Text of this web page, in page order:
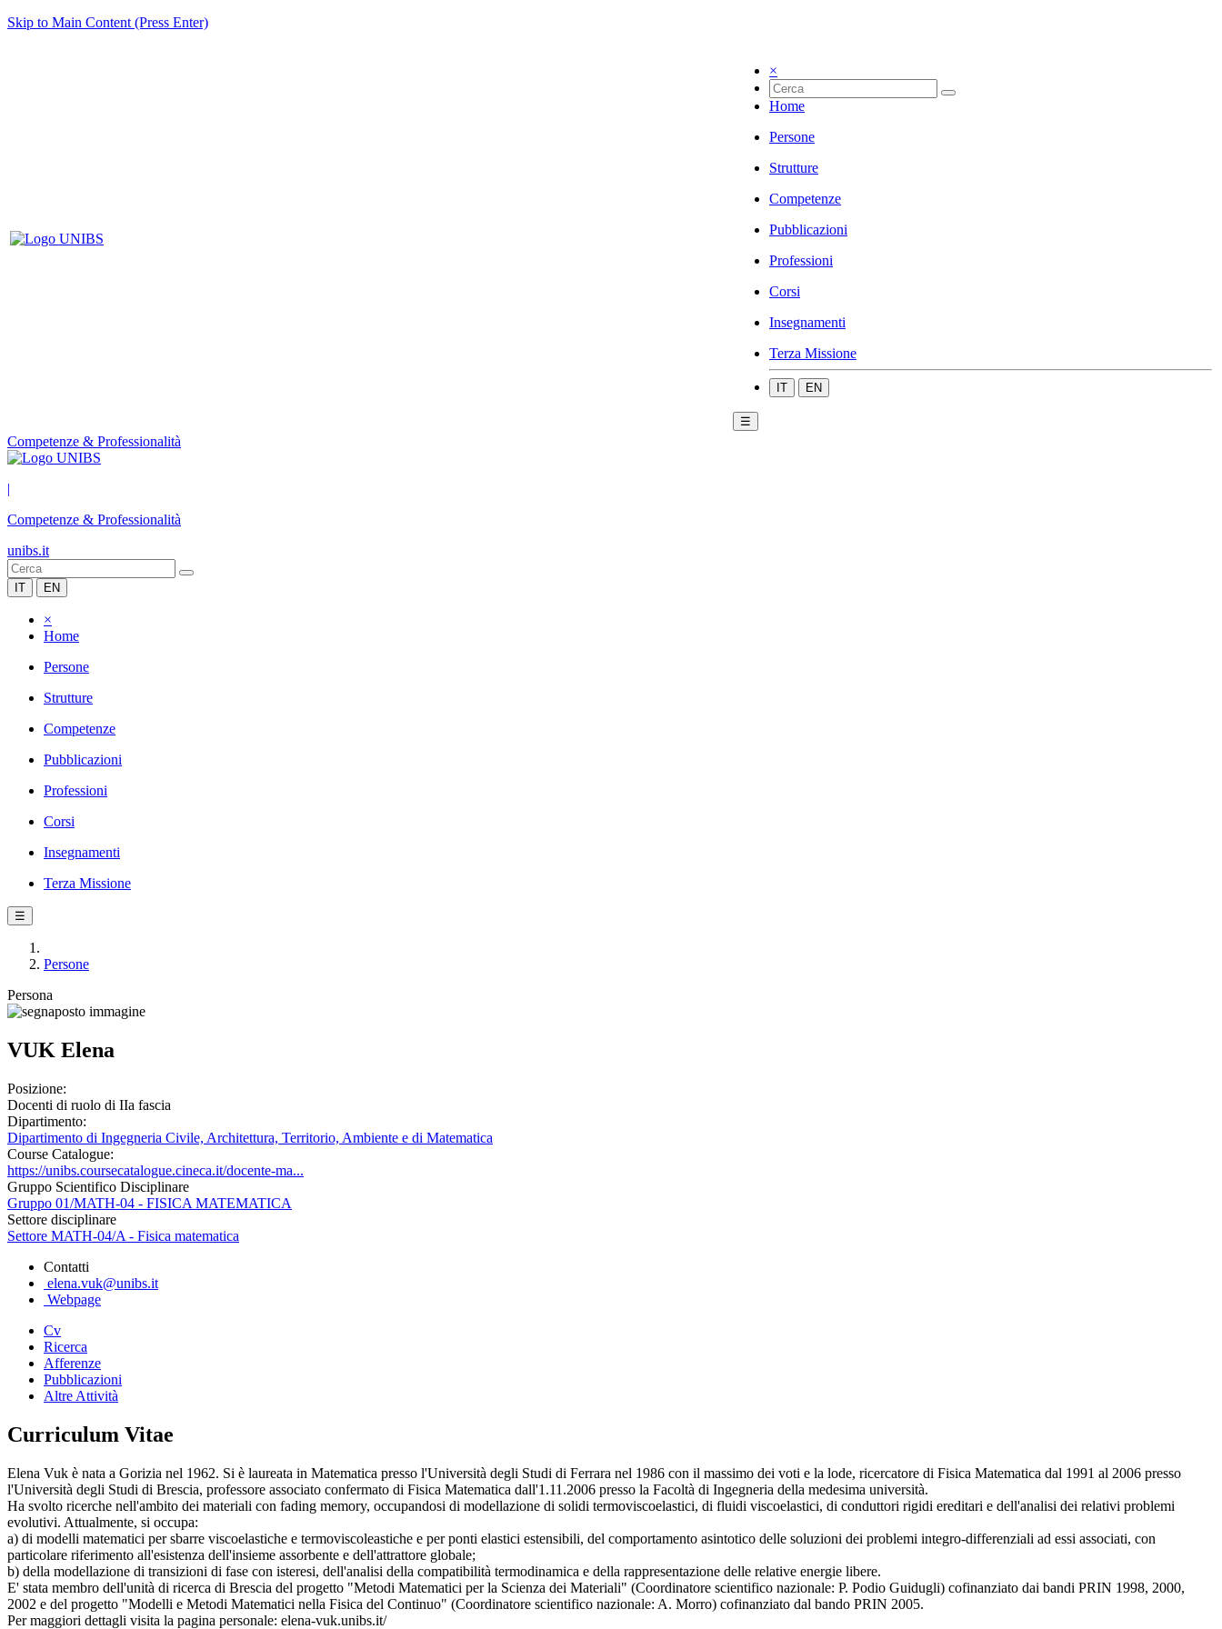
Skip to Main Content (Press Enter)
×
Home
Persone
Strutture
Competenze
Pubblicazioni
Professioni
Corsi
Insegnamenti
Terza Missione
IT EN
☰
Competenze & Professionalità
|
Competenze & Professionalità
unibs.it
IT EN
×
Home
Persone
Strutture
Competenze
Pubblicazioni
Professioni
Corsi
Insegnamenti
Terza Missione
☰
Persone
Persona
VUK Elena
Posizione:
Docenti di ruolo di IIa fascia
Dipartimento:
Dipartimento di Ingegneria Civile, Architettura, Territorio, Ambiente e di Matematica
Course Catalogue:
https://unibs.coursecatalogue.cineca.it/docente-ma...
Gruppo Scientifico Disciplinare
Gruppo 01/MATH-04 - FISICA MATEMATICA
Settore disciplinare
Settore MATH-04/A - Fisica matematica
Contatti
elena.vuk@unibs.it
Webpage
Cv
Ricerca
Afferenze
Pubblicazioni
Altre Attività
Curriculum Vitae
Elena Vuk è nata a Gorizia nel 1962. Si è laureata in Matematica presso l'Università degli Studi di Ferrara nel 1986 con il massimo dei voti e la lode, ricercatore di Fisica Matematica dal 1991 al 2006 presso
l'Università degli Studi di Brescia, professore associato confermato di Fisica Matematica dall'1.11.2006 presso la Facoltà di Ingegneria della medesima università.
Ha svolto ricerche nell'ambito dei materiali con fading memory, occupandosi di modellazione di solidi termoviscoelastici, di fluidi viscoelastici, di conduttori rigidi ereditari e dell'analisi dei relativi problemi
evolutivi. Attualmente, si occupa:
a) di modelli matematici per sbarre viscoelastiche e termoviscoleastiche e per ponti elastici estensibili, del comportamento asintotico delle soluzioni dei problemi integro-differenziali ad essi associati, con
particolare riferimento all'esistenza dell'insieme assorbente e dell'attrattore globale;
b) della modellazione di transizioni di fase con isteresi, dell'analisi della compatibilità termodinamica e della rappresentazione delle relative energie libere.
E' stata membro dell'unità di ricerca di Brescia del progetto "Metodi Matematici per la Scienza dei Materiali" (Coordinatore scientifico nazionale: P. Podio Guidugli) cofinanziato dai bandi PRIN 1998, 2000,
2002 e del progetto "Modelli e Metodi Matematici nella Fisica del Continuo" (Coordinatore scientifico nazionale: A. Morro) cofinanziato dal bando PRIN 2005.
Per maggiori dettagli visita la pagina personale: elena-vuk.unibs.it/